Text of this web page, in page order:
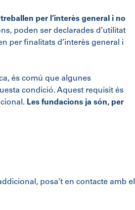
per l’interès general i no
poden ser declarades d’utilitat
per finalitats d’interès general i
és comú que algunes
condició. Aquest requisit és
Les fundacions ja són, per
posa’t en contacte amb